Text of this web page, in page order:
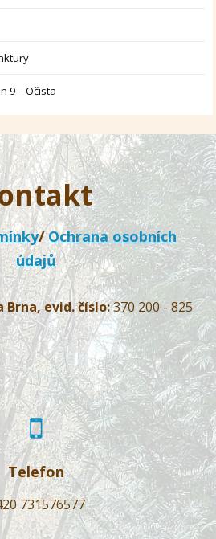
9 – Očista
/Ochrana osobních
údajů
Brna, evid. číslo:370 200 - 825
Telefon
731576577